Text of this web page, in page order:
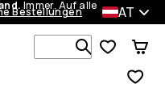
Immer. Auf alle
Bestellungen AT